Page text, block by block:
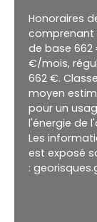
Honoraires
comprenant
de base 662
€/mois,
662 €.
moyen
pour un
l'énergie de
Les
est exposé
: